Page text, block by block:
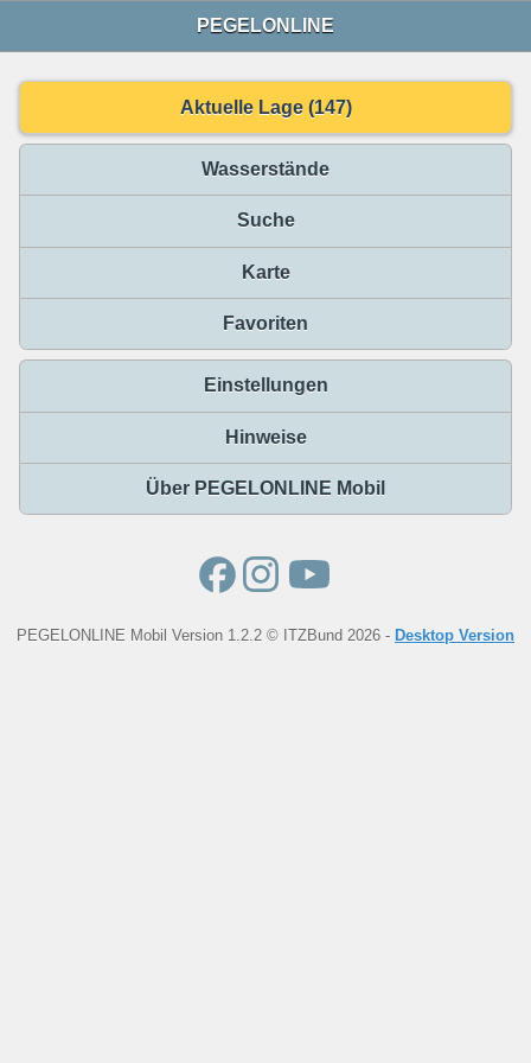
PEGELONLINE
Aktuelle Lage (147)
Wasserstände
Suche
Karte
Favoriten
Einstellungen
Hinweise
Über PEGELONLINE Mobil
PEGELONLINE Mobil Version 1.2.2 © ITZBund 2026 - Desktop Version